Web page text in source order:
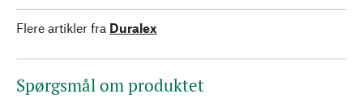
Flere artikler fra Duralex
Spørgsmål om produktet